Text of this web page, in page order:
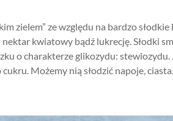
zielem” ze względu na bardzo słodkie
kwiatowy bądź lukrecję. Słodki
o charakterze glikozydu: stewiozydu.
cukru. Możemy nią słodzić napoje, ciasta.